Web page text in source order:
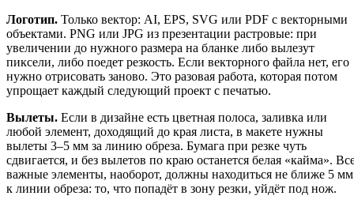
Логотип. Только вектор: AI, EPS, SVG или PDF с векторными
объектами. PNG или JPG из презентации растровые: при
увеличении до нужного размера на бланке либо вылезут
пиксели, либо поедет резкость. Если векторного файла нет, его
нужно отрисовать заново. Это разовая работа, которая потом
упрощает каждый следующий проект с печатью.
Вылеты. Если в дизайне есть цветная полоса, заливка или
любой элемент, доходящий до края листа, в макете нужны
вылеты 3–5 мм за линию обреза. Бумага при резке чуть
сдвигается, и без вылетов по краю останется белая «кайма».
важные элементы, наоборот, должны находиться не ближе 5 мм
к линии обреза: то, что попадёт в зону резки, уйдёт под нож.